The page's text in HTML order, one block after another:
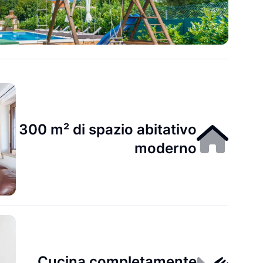
300 m² di spazio abitativo
moderno